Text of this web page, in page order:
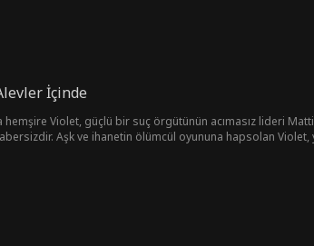
İçinde
hemşire Violet, güçlü bir suç örgütünün acımasız lideri
Aşk ve ihanetin ölümcül oyununa hapsolan